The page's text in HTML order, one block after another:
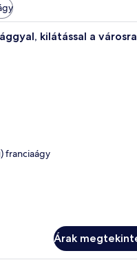
Egy szállodai szoba,
kilátással a városra
franciaágy
Árak